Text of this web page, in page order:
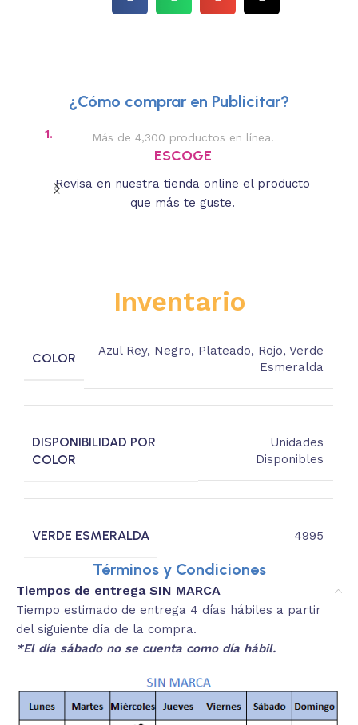
¿Cómo comprar en Publicitar?
1. Más de 4,300 productos en línea.
ESCOGE
Revisa en nuestra tienda online el producto
que más te guste.
Inventario
COLOR
Azul Rey, Negro, Plateado, Rojo,Verde
Esmeralda
DISPONIBILIDAD POR
COLOR
Unidades
Disponibles
VERDE ESMERALDA 4995
Términos y Condiciones
Tiempos de entrega SIN MARCA
Tiempo estimado de entrega 4 días hábiles a partir
del siguiente día de la compra.
*El día sábado no se cuenta como día hábil.